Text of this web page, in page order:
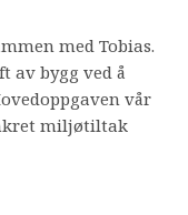
med Tobias.
av bygg ved å
vår
miljøtiltak